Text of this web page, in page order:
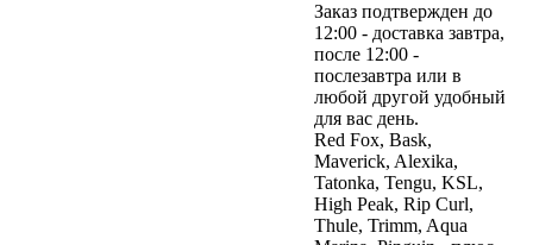
Заказ подтвержден до
12:00 - доставка завтра,
после 12:00 -
послезавтра или в
любой другой удобный
для вас день.
Red Fox, Bask,
Maverick, Alexika,
Tatonka, Tengu, KSL,
High Peak, Rip Curl,
Thule, Trimm, Aqua